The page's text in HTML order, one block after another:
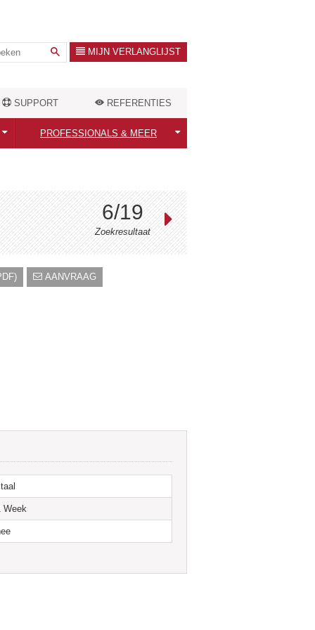
MIJN VERLANGLIJST
SUPPORT REFERENTIES
PROFESSIONALS & MEER
Warmtebehoefte berekenen
Outlet Store
6/19
Zoekresultaat
AANVRAAG
gemaakt zodat ze op vrijwel alle gietijzeren
luxe zware variant met klassieke
Week